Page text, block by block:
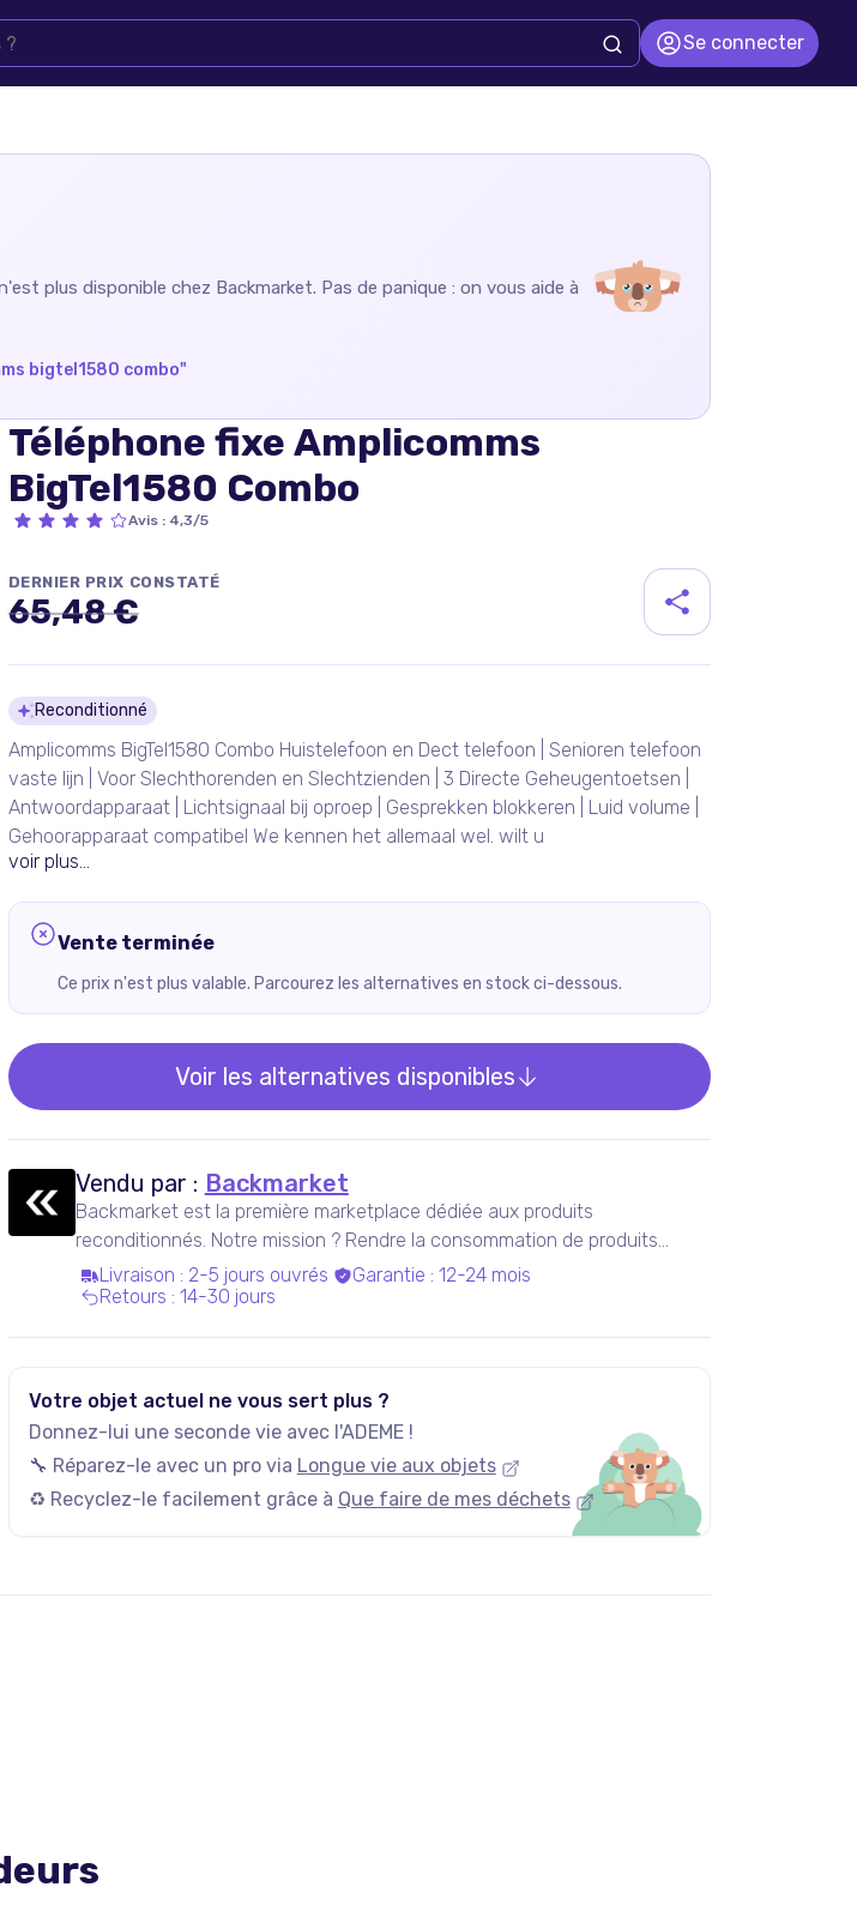
Se connecter
plus disponible chez Backmarket. Pas de panique : on vous aide à
bigtel1580 combo"
Téléphone fixe Amplicomms
BigTel1580 Combo
Avis: 4,3/5
DERNIER PRIX CONSTATÉ
65,48 €
Détails du produit
Reconditionné
Amplicomms BigTel1580 Combo Huistelefoon en Dect telefoon | Senioren telefoon
vaste lijn | Voor Slechthorenden en Slechtzienden | 3 Directe Geheugentoetsen |
Antwoordapparaat | Lichtsignaal bij oproep | Gesprekken blokkeren | Luid volume |
Gehoorapparaat compatibel We kennen het allemaal wel. wilt u
voir plus...
Vente terminée
Ce prix n'est plus valable. Parcourez les alternatives en stock ci-dessous.
Voir les alternatives disponibles
Vendu par : Backmarket
Backmarket est la première marketplace dédiée aux produits
reconditionnés. Notre mission ? Rendre la consommation de produits
ressuscités mainstream.
Livraison : 2-5 jours ouvrés Garantie : 12-24 mois
Retours : 14-30 jours
Votre objet actuel ne vous sert plus ?
Donnez-lui une seconde vie avec l'ADEME !
🔧 Réparez-le avec un pro via Longue vie aux objets
♻️ Recyclez-le facilement grâce à Que faire de mes déchets